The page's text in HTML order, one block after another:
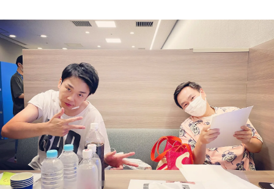
お知らせ
イベント・グッズ
会社情報